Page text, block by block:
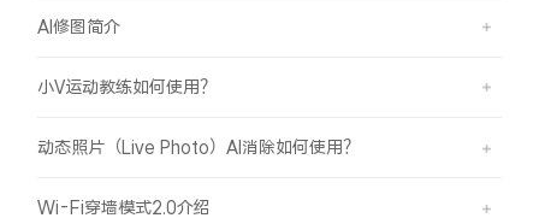
AI修图简介
小V运动教练如何使用？
动态照片（Live Photo）AI消除如何使用？
Wi-Fi穿墙模式2.0介绍